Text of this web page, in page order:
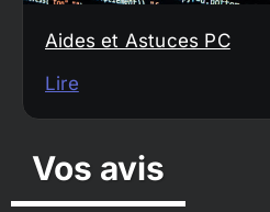
Aides et Astuces PC
Lire
Vos avis